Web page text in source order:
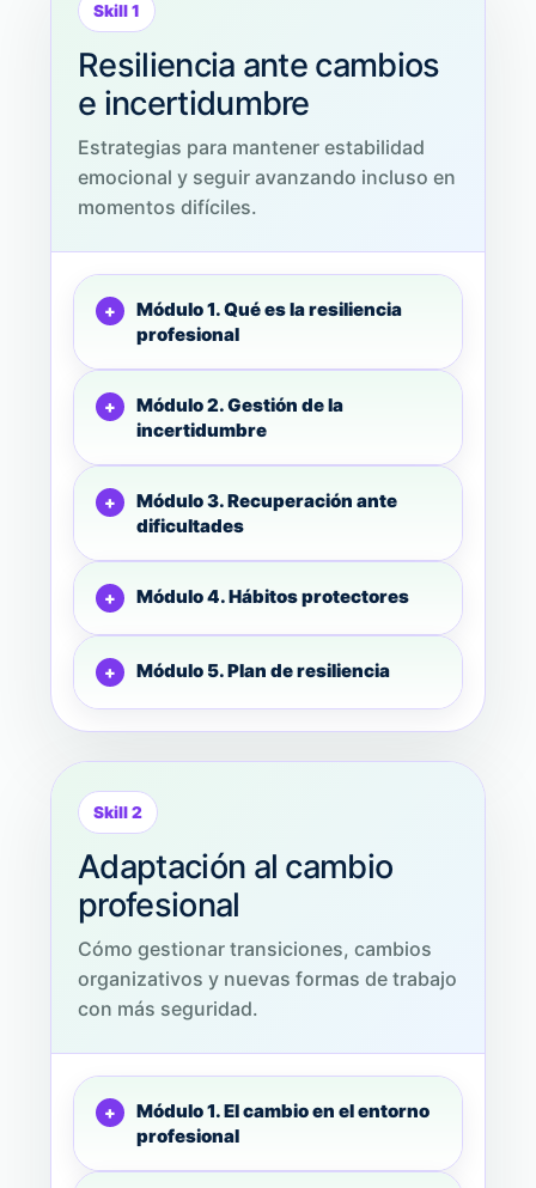
Skill 1
Resiliencia ante cambios
e incertidumbre
Estrategias para mantener estabilidad
emocional y seguir avanzando incluso en
momentos difíciles.
Módulo 1. Qué es la resiliencia
profesional
Módulo 2. Gestión de la
incertidumbre
Módulo 3. Recuperación ante
dificultades
Módulo 4. Hábitos protectores
Módulo 5. Plan de resiliencia
Skill 2
Adaptación al cambio
profesional
Cómo gestionar transiciones, cambios
organizativos y nuevas formas de trabajo
con más seguridad.
Módulo 1. El cambio en el entorno
profesional